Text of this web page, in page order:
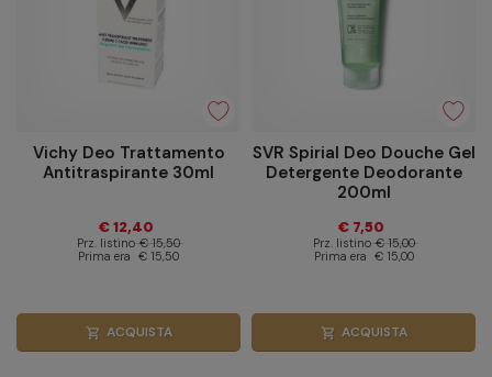
Vichy Deo Trattamento
Antitraspirante 30ml
€ 12,40
Prz. listino € 15,50
Prima era € 15,50
shopping_cart ACQUISTA
SVR Spirial Deo Douche Gel
Detergente Deodorante
200ml
€ 7,50
Prz. listino € 15,00
Prima era € 15,00
shopping_cart ACQUISTA